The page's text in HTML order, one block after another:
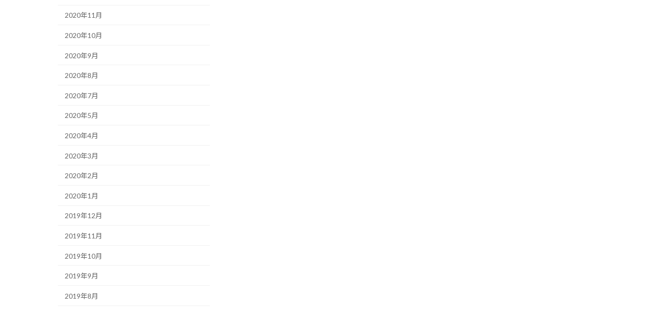
2020年11月
2020年10月
2020年9月
2020年8月
2020年7月
2020年5月
2020年4月
2020年3月
2020年2月
2020年1月
2019年12月
2019年11月
2019年10月
2019年9月
2019年8月